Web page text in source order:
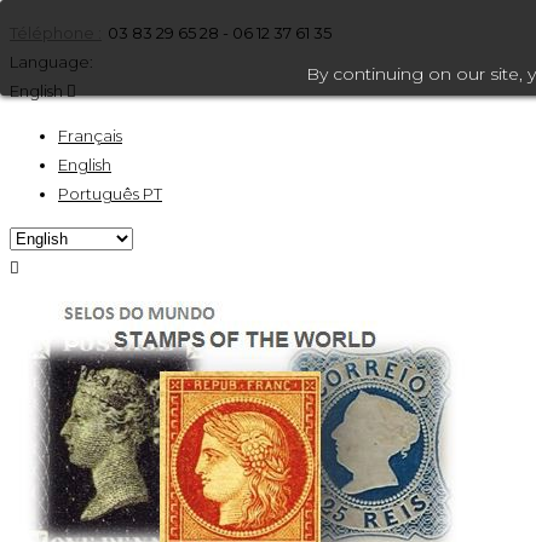
03 83 29 65 28 - 06 12 37 61 35
Language:
English 
Français
English
Português PT

By continuing on our site,